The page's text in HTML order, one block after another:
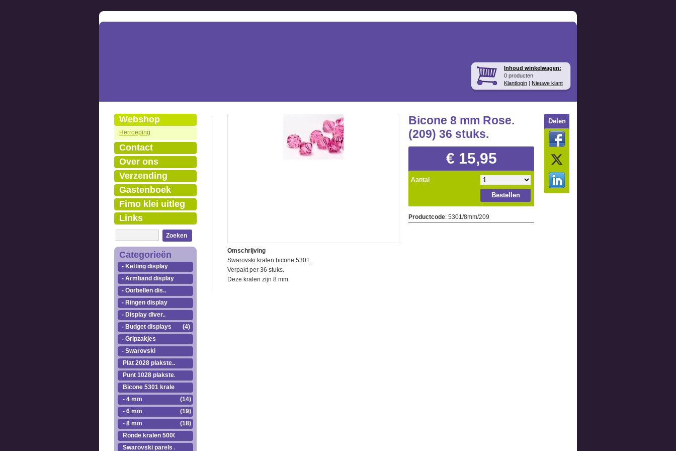
Inhoud winkelwagen:
0 producten
Klantlogin | Nieuwe klant
Webshop
Herroeping
Contact
Over ons
Verzending
Gastenboek
Fimo klei uitleg
Links
Zoeken
Categorieën
- Ketting display
- Armband display
- Oorbellen dis..
- Ringen display
- Display diver..
- Budget displays
(4)
- Gripzakjes
- Swarovski
Plat 2028 plakste..
Punt 1028 plakste..
Bicone 5301 kralen.
- 4 mm
(14)
- 6 mm
(19)
- 8 mm
(18)
Ronde kralen 5000
Swarovski parels ..
Bicone 8 mm Rose.
(209) 36 stuks.
€ 15,95
Aantal
Bestellen
Productcode: 5301/8mm/209
Delen
Omschrijving
Swarovski kralen bicone 5301.
Verpakt per 36 stuks.
Deze kralen zijn 8 mm.